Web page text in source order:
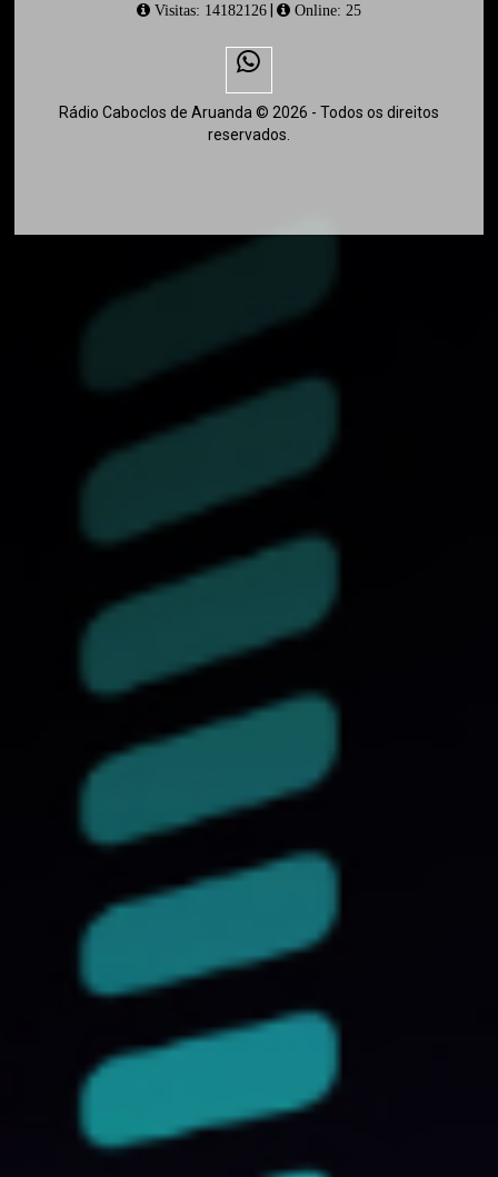
Visitas: 14182126| Online: 25
Rádio Caboclos de Aruanda © 2026 - Todos os direitos
reservados.